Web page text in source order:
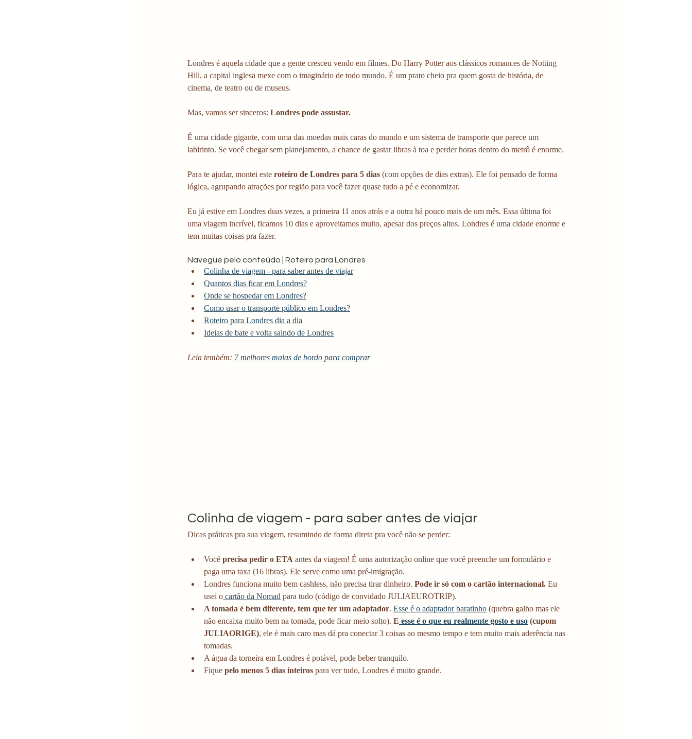
Londres é aquela cidade que a gente cresceu vendo em filmes. Do Harry Potter aos clássicos romances de Notting
Hill, a capital inglesa mexe com o imaginário de todo mundo. É um prato cheio pra quem gosta de história, de
cinema, de teatro ou de museus.
Mas, vamos ser sinceros: Londres pode assustar.
É uma cidade gigante, com uma das moedas mais caras do mundo e um sistema de transporte que parece um
labirinto. Se você chegar sem planejamento, a chance de gastar libras à toa e perder horas dentro do metrô é enorme.
Para te ajudar, montei este roteiro de Londres para 5 dias (com opções de dias extras). Ele foi pensado de forma
lógica, agrupando atrações por região para você fazer quase tudo a pé e economizar.
Eu já estive em Londres duas vezes, a primeira 11 anos atrás e a outra há pouco mais de um mês. Essa última foi
uma viagem incrível, ficamos 10 dias e aproveitamos muito, apesar dos preços altos. Londres é uma cidade enorme e
tem muitas coisas pra fazer.
Navegue pelo conteúdo | Roteiro para Londres
Colinha de viagem - para saber antes de viajar
Quantos dias ficar em Londres?
Onde se hospedar em Londres?
Como usar o transporte público em Londres?
Roteiro para Londres dia a dia
Ideias de bate e volta saindo de Londres
Leia tembém: 7 melhores malas de bordo para comprar
Colinha de viagem - para saber antes de viajar
Dicas práticas pra sua viagem, resumindo de forma direta pra você não se perder:
Você precisa pedir o ETA antes da viagem! É uma autorização online que você preenche um formulário e
paga uma taxa (16 libras). Ele serve como uma pré-imigração.
Londres funciona muito bem cashless, não precisa tirar dinheiro. Pode ir só com o cartão internacional. Eu
usei o cartão da Nomad para tudo (código de convidado JULIAEUROTRIP).
A tomada é bem diferente, tem que ter um adaptador. Esse é o adaptador baratinho (quebra galho mas ele
não encaixa muito bem na tomada, pode ficar meio solto). E esse é o que eu realmente gosto e uso (cupom
JULIAORIGE), ele é mais caro mas dá pra conectar 3 coisas ao mesmo tempo e tem muito mais aderência nas
tomadas.
A água da torneira em Londres é potável, pode beber tranquilo.
Fique pelo menos 5 dias inteiros para ver tudo, Londres é muito grande.